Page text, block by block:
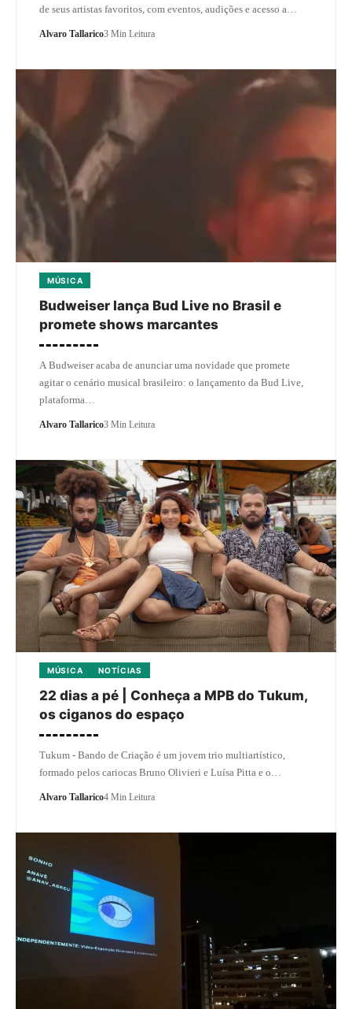
de seus artistas favoritos, com eventos, audições e acesso a…
Alvaro Tallarico3 Min Leitura
MÚSICA
Budweiser lança Bud Live no Brasil e
promete shows marcantes
A Budweiser acaba de anunciar uma novidade que promete
agitar o cenário musical brasileiro: o lançamento da Bud Live,
plataforma…
Alvaro Tallarico3 Min Leitura
MÚSICA NOTÍCIAS
22 dias a pé | Conheça a MPB do Tukum,
os ciganos do espaço
Tukum - Bando de Criação é um jovem trio multiartístico,
formado pelos cariocas Bruno Olivieri e Luísa Pitta e o…
Alvaro Tallarico4 Min Leitura